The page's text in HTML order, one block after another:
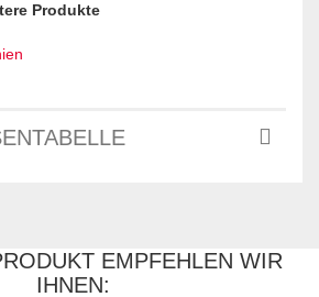
Produkte
EMPFEHLEN WIR
IHNEN: